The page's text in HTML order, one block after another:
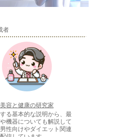
者
美容と健康の研究家
る基本的な説明から、最
機器についても解説して
性向けやダイエット関連